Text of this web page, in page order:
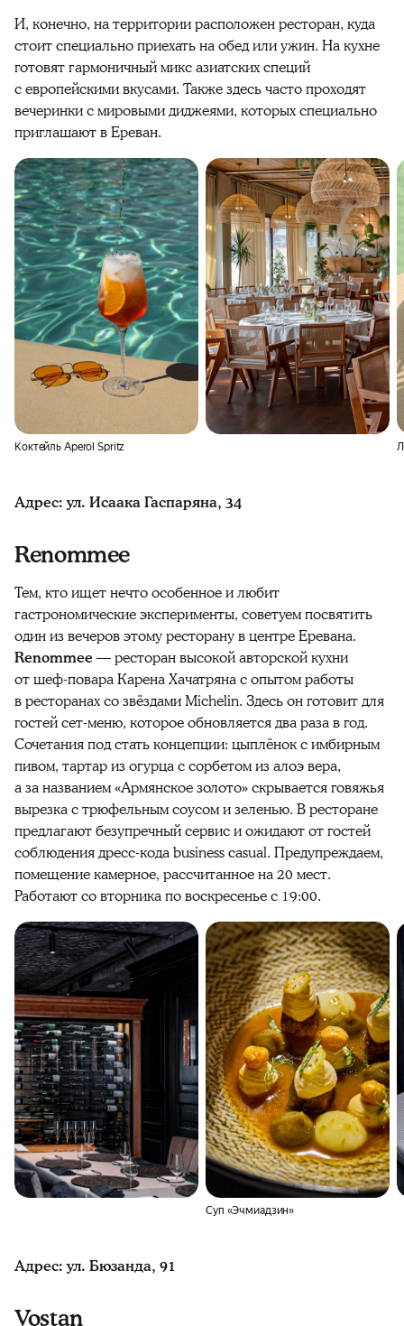
И, конечно, на территории расположен ресторан, куда
стоит специально приехать на обед или ужин. На кухне
готовят гармоничный микс азиатских специй
с европейскими вкусами. Также здесь часто проходят
вечеринки с мировыми диджеями, которых специально
приглашают в Ереван.
Коктейль Aperol Spritz
Адрес: ул. Исаака Гаспаряна, 34
Renommee
Тем, кто ищет нечто особенное и любит
гастрономические эксперименты, советуем посвятить
один из вечеров этому ресторану в центре Еревана.
Renommee — ресторан высокой авторской кухни
от шеф-повара Карена Хачатряна с опытом работы
в ресторанах со звёздами Michelin. Здесь он готовит для
гостей сет-меню, которое обновляется два раза в год.
Сочетания под стать концепции: цыплёнок с имбирным
пивом, тартар из огурца с сорбетом из алоэ вера,
а за названием «Армянское золото» скрывается говяжья
вырезка с трюфельным соусом и зеленью. В ресторане
предлагают безупречный сервис и ожидают от гостей
соблюдения дресс-кода business casual. Предупреждаем,
помещение камерное, рассчитанное на 20 мест.
Работают со вторника по воскресенье с 19:00.
Суп «Эчмиадзин»
Адрес: ул. Бюзанда, 91
Vostan